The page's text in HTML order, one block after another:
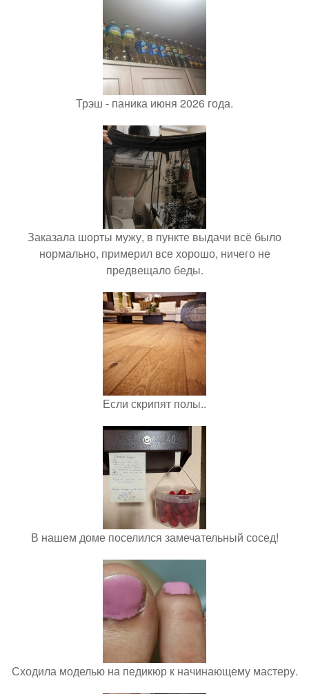
Трэш - паника июня 2026 года.
Заказала шорты мужу, в пункте выдачи всё было
нормально, примерил все хорошо, ничего не
предвещало беды.
Если скрипят полы..
В нашем доме поселился замечательный сосед!
Сходила моделью на педикюр к начинающему мастеру.